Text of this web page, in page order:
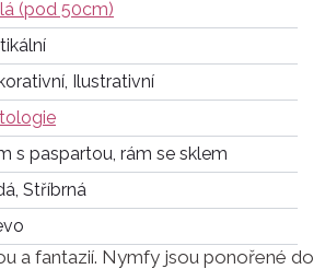
(pod 50cm)
Ilustrativní
s paspartou, rám se sklem
Stříbrná
a fantazií. Nymfy jsou ponořené do